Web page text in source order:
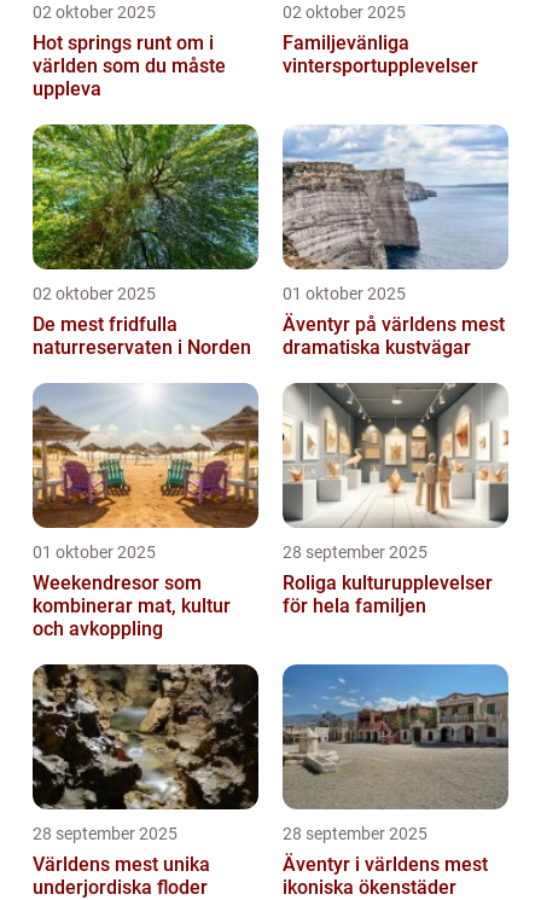
02 oktober 2025
Hot springs runt om i
världen som du måste
uppleva
02 oktober 2025
Familjevänliga
vintersportupplevelser
02 oktober 2025
De mest fridfulla
naturreservaten i Norden
01 oktober 2025
Äventyr på världens mest
dramatiska kustvägar
01 oktober 2025
Weekendresor som
kombinerar mat, kultur
och avkoppling
28 september 2025
Roliga kulturupplevelser
för hela familjen
28 september 2025
Världens mest unika
underjordiska floder
28 september 2025
Äventyr i världens mest
ikoniska ökenstäder